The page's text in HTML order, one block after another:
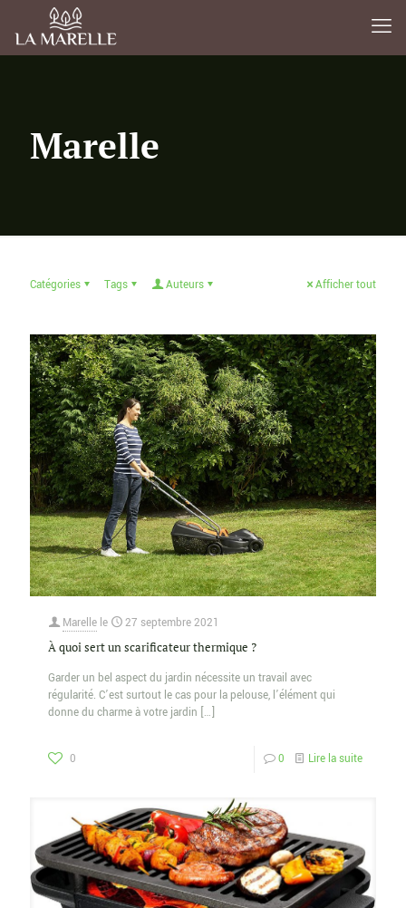
Marelle
Catégories Tags Auteurs Afficher tout
Marelle le 27 septembre 2021
À quoi sert un scarificateur thermique ?
Garder un bel aspect du jardin nécessite un travail avec
régularité. C’est surtout le cas pour la pelouse, l’élément qui
donne du charme à votre jardin […]
0 0 Lire la suite